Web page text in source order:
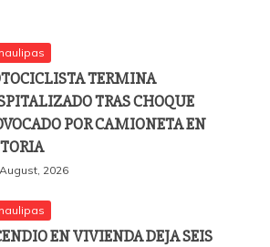
TERMINA
TRAS CHOQUE
POR CAMIONETA EN
2026
EN VIVIENDA DEJA SEIS